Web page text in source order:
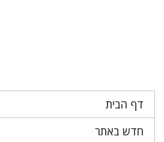
דף הבית
חדש באתר